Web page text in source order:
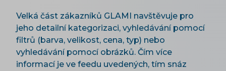
Velká část zákazníků GLAMI navštěvuje pro
jeho detailní kategorizaci, vyhledávání pomocí
filtrů (barva, velikost, cena, typ) nebo
vyhledávání pomocí obrázků. Čím více
informací je ve feedu uvedených, tím snáz